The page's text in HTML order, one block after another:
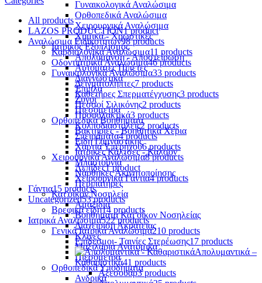
Γυναικολογικά Αναλώσιμα
Ορθοπεδικά Αναλώσιμα
Χειρουργικά Αναλώσιμα
Χημικά - Χρωστικές
Ιατρικός Εξοπλισμός
Απολύμανση - Αποστείρωση
Αυτόματες Πιπέτες
Διαγνωστικά
Έπιπλα
Ζυγοί
Πιεσόμετρα
Ορθοπεδικά Βοηθήματα
Βακτηρίες - Βοηθητικά Χέρια
Είδη Γυμναστικής
Ιατρικές Κάλτσες - Καλσόν
Μπαστούνια
Νάρθηκες Ακινητοποίησης
Περιπατήρες
Κατ'οίκον Νοσηλεία
Αμαξίδια
Βοηθήματα Κατ'οίκον Νοσηλείας
Διαχείριση Ακράτειας
Κλίνες
Μαξιλάρια Ανατομικά
Πιεσόμετρα
Ορθοπεδικά Υποδήματα
Ανδρικά
All products
LAZOS PRODUCTION1 product
Αναλώσιμα Ειδικοτήτων98 products
Καρδιολογικά Αναλώσιμα11 products
Οδοντιατρικά Αναλώσιμα46 products
Γυναικολογικά Αναλώσιμα33 products
Δειγματολήπτες7 products
Καθετήρες Σπερματέγχυσης3 products
Πεσσοί Σιλικόνης2 products
Προφυλακτικά3 products
Κολποδιαστολείς2 products
Σπειράματα4 products
Χαρτιά Υπερήχου6 products
Χειρουργικά Αναλώσιμα8 products
Λεπίδες1 product
Χειρουργικά Γάντια4 products
Γάντια15 products
Uncategorized53 products
Βρεφικά είδη14 products
Ιατρικά Αναλώσιμα522 products
Γενικά Ιατρικά Αναλώσιμα210 products
Επίδεσμοι- Ταινίες Στερέωσης17 products
Απολυμαντικά –
Καθαριστικά41 products
Αξεσουάρ3 products